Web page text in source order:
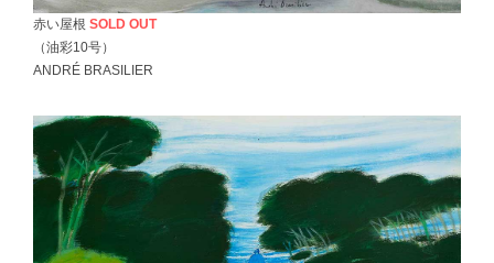
赤い屋根 SOLD OUT
（油彩10号）
ANDRÉ BRASILIER